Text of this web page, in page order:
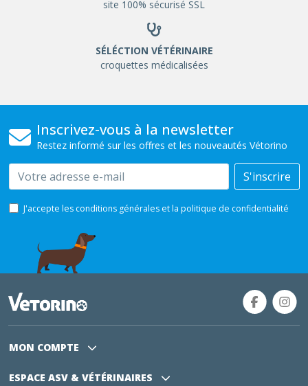
site 100% sécurisé SSL
SÉLÉCTION VÉTÉRINAIRE
croquettes médicalisées
Inscrivez-vous à la newsletter
Restez informé sur les offres et les nouveautés Vétorino
Email S'inscrire
J'accepte les conditions générales et la politique de confidentialité
MON COMPTE
ESPACE ASV & VÉTÉRINAIRES